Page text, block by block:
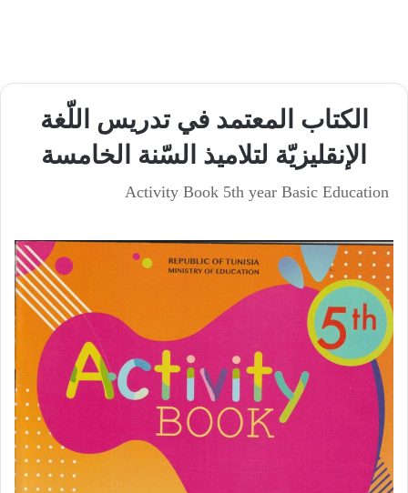
الكتاب المعتمد في تدريس اللّغة
الإنقليزيّة لتلاميذ السّنة الخامسة
Activity Book 5th year Basic Education